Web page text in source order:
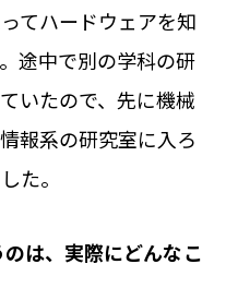
てハードウェアを知
途中で別の学科の研
いたので、先に機械
報系の研究室に入ろ
た。
は、実際にどんなこ